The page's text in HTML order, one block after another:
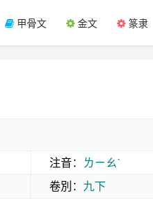
甲骨文 金文 篆隶
注音： ㄌㄧㄠˋ
卷別： 九下